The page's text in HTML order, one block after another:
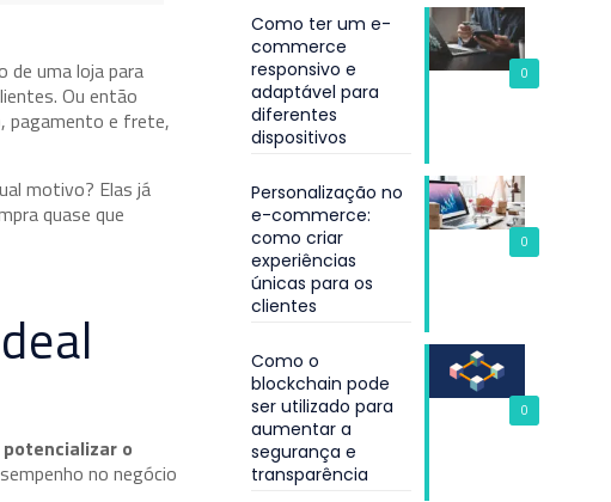
de uma loja para
Ou então
pagamento e frete,
motivo? Elas já
quase que
o
no negócio
0
Como ter um e-
commerce
responsivo e
adaptável para
diferentes
dispositivos
0
Personalização no
e-commerce:
como criar
experiências
únicas para os
clientes
0
Como o
blockchain pode
ser utilizado para
aumentar a
segurança e
transparência